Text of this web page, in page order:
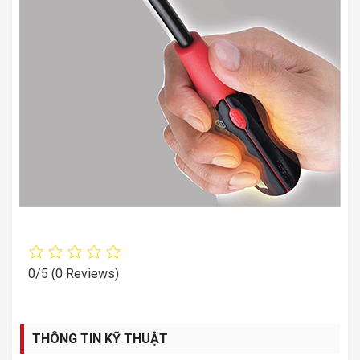
0/5 (0 Reviews)
THÔNG TIN KỸ THUẬT